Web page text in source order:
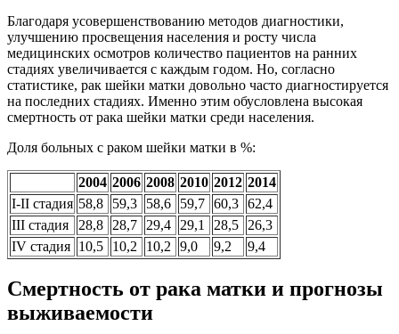
Благодаря усовершенствованию методов диагностики,
улучшению просвещения населения и росту числа
медицинских осмотров количество пациентов на ранних
стадиях увеличивается с каждым годом. Но, согласно
статистике, рак шейки матки довольно часто диагностируется
на последних стадиях. Именно этим обусловлена высокая
смертность от рака шейки матки среди населения.
Доля больных с раком шейки матки в %:
2004 2006 2008 2010 2012 2014
I-II стадия 58,8 59,3 58,6 59,7 60,3 62,4
III стадия
28,8 28,7 29,4 29,1 28,5
26,3
IV стадия 10,5 10,2 10,2 9,0 9,2 9,4
Смертность от рака матки и прогнозы
выживаемости